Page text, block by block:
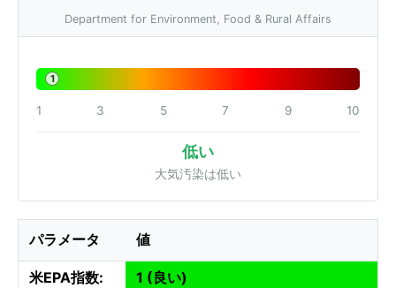
Department for Environment, Food & Rural Affairs
1
1 3 5 7 9 10
低い
大気汚染は低い
パラメータ 値
米EPA指数:
1 (良い)